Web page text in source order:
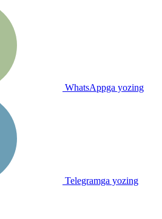
WhatsAppga yozing
Telegramga yozing